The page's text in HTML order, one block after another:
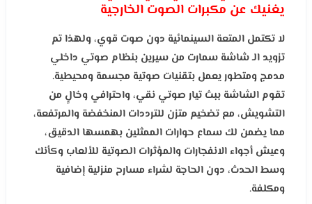
يغنيك عن مكبرات الصوت الخارجية
لا تكتمل المتعة السينمائية دون صوت قوي، ولهذا تم
تزويد الـ شاشة سمارت من سيرين بنظام صوتي داخلي
مدمج ومتطور يعمل بتقنيات صوتية مجسمة ومحيطية.
تقوم الشاشة ببث تيار صوتي نقي، واحترافي وخالٍ من
التشويش، مع تضخيم متزن للترددات المنخفضة والمرتفعة،
مما يضمن لك سماع حوارات الممثلين بهمسها الدقيق،
وعيش أجواء الانفجارات والمؤثرات الصوتية للألعاب وكأنك
وسط الحدث، دون الحاجة لشراء مسارح منزلية إضافية
ومكلفة.